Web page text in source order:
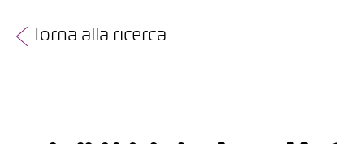
Torna alla ricerca